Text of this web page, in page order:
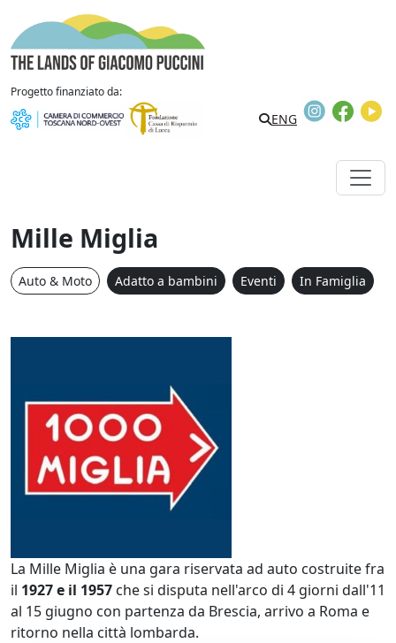
Vai al contenuto
Progetto finanziato da:
Search
ENG
Instagram
Mille Miglia
Auto & Moto Adatto a bambini Eventi In Famiglia
La Mille Miglia è una gara riservata ad auto costruite fra
il 1927 e il 1957 che si disputa nell'arco di 4 giorni dall'11
al 15 giugno con partenza da Brescia, arrivo a Roma e
ritorno nella città lombarda.